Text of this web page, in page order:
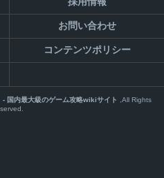
お問い合わせ
コンテンツポリシー
国内最大級のゲーム攻略wikiサイト
,All Rights